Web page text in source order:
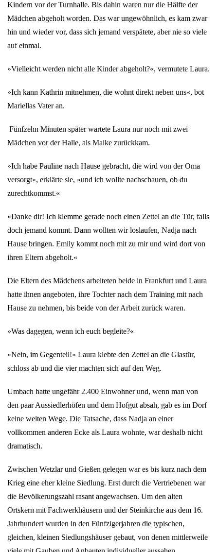
Kindern vor der Turnhalle. Bis dahin waren nur die Hälfte der
Mädchen abgeholt worden. Das war ungewöhnlich, es kam zwar
hin und wieder vor, dass sich jemand verspätete, aber nie so viele
auf einmal.
»Vielleicht werden nicht alle Kinder abgeholt?«, vermutete Laura.
»Ich kann Kathrin mitnehmen, die wohnt direkt neben uns«, bot
Mariellas Vater an.
Fünfzehn Minuten später wartete Laura nur noch mit zwei
Mädchen vor der Halle, als Maike zurückkam.
»Ich habe Pauline nach Hause gebracht, die wird von der Oma
versorgt«, erklärte sie, »und ich wollte nachschauen, ob du
zurechtkommst.«
»Danke dir! Ich klemme gerade noch einen Zettel an die Tür, falls
doch jemand kommt. Dann wollten wir loslaufen, Nadja nach
Hause bringen. Emily kommt noch mit zu mir und wird dort von
ihren Eltern abgeholt.«
Die Eltern des Mädchens arbeiteten beide in Frankfurt und Laura
hatte ihnen angeboten, ihre Tochter nach dem Training mit nach
Hause zu nehmen, bis beide von der Arbeit zurück waren.
»Was dagegen, wenn ich euch begleite?«
»Nein, im Gegenteil!« Laura klebte den Zettel an die Glastür,
schloss ab und die vier machten sich auf den Weg.
Umbach hatte ungefähr 2.400 Einwohner und, wenn man von
den paar Aussiedlerhöfen und dem Hofgut absah, gab es im Dorf
keine weiten Wege. Die Tatsache, dass Nadja an einer
vollkommen anderen Ecke als Laura wohnte, war deshalb nicht
dramatisch.
Zwischen Wetzlar und Gießen gelegen war es bis kurz nach dem
Krieg eine eher kleine Siedlung. Erst durch die Vertriebenen war
die Bevölkerungszahl rasant angewachsen. Um den alten
Ortskern mit Fachwerkhäusern und der Steinkirche aus dem 16.
Jahrhundert wurden in den Fünfzigerjahren die typischen,
gleichen, kleinen Siedlungshäuser gebaut, von denen mittlerweile